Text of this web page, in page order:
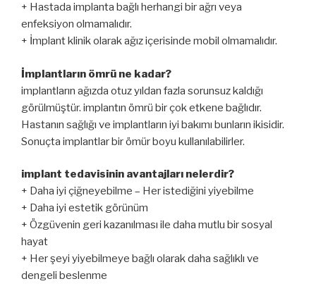
+ Hastada implanta bağlı herhangi bir ağrı veya
enfeksiyon olmamalıdır.
+ İmplant klinik olarak ağız içerisinde mobil olmamalıdır.
İmplantların ömrü ne kadar?
implantların ağızda otuz yıldan fazla sorunsuz kaldığı
görülmüştür. implantın ömrü bir çok etkene bağlıdır.
Hastanın sağlığı ve implantların iyi bakımı bunların ikisidir.
Sonuçta implantlar bir ömür boyu kullanılabilirler.
implant tedavisinin avantajları nelerdir?
+ Daha iyi çiğneyebilme – Her istediğini yiyebilme
+ Daha iyi estetik görünüm
+ Özgüvenin geri kazanılması ile daha mutlu bir sosyal
hayat
+ Her şeyi yiyebilmeye bağlı olarak daha sağlıklı ve
dengeli beslenme